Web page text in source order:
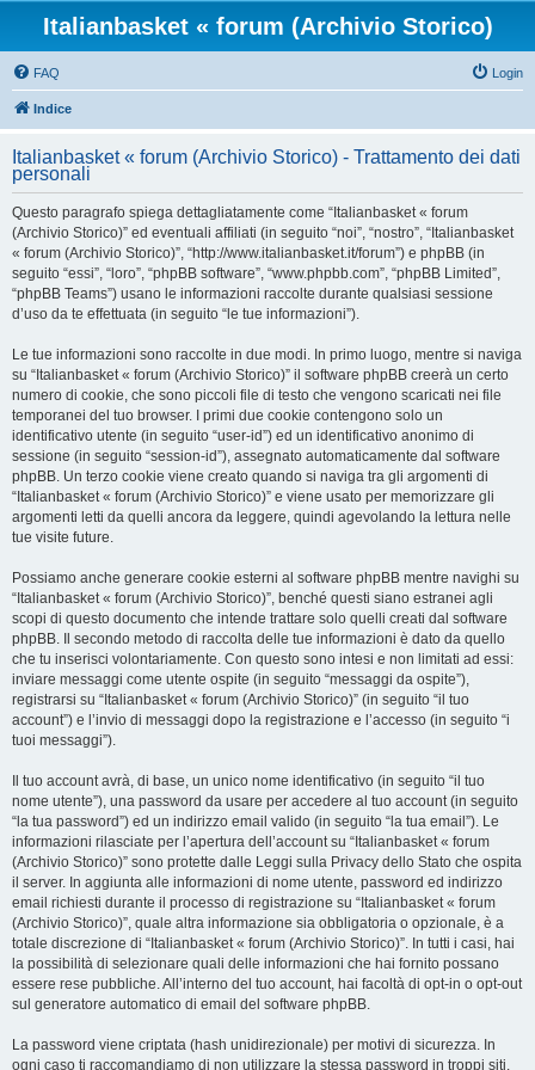
Italianbasket « forum (Archivio Storico)
FAQ Login
Indice
Italianbasket « forum (Archivio Storico) - Trattamento dei dati
personali
Questo paragrafo spiega dettagliatamente come “Italianbasket « forum
(Archivio Storico)” ed eventuali affiliati (in seguito “noi”, “nostro”, “Italianbasket
« forum (Archivio Storico)”, “http://www.italianbasket.it/forum”) e phpBB (in
seguito “essi”, “loro”, “phpBB software”, “www.phpbb.com”, “phpBB Limited”,
“phpBB Teams”) usano le informazioni raccolte durante qualsiasi sessione
d’uso da te effettuata (in seguito “le tue informazioni”).
Le tue informazioni sono raccolte in due modi. In primo luogo, mentre si naviga
su “Italianbasket « forum (Archivio Storico)” il software phpBB creerà un certo
numero di cookie, che sono piccoli file di testo che vengono scaricati nei file
temporanei del tuo browser. I primi due cookie contengono solo un
identificativo utente (in seguito “user-id”) ed un identificativo anonimo di
sessione (in seguito “session-id”), assegnato automaticamente dal software
phpBB. Un terzo cookie viene creato quando si naviga tra gli argomenti di
“Italianbasket « forum (Archivio Storico)” e viene usato per memorizzare gli
argomenti letti da quelli ancora da leggere, quindi agevolando la lettura nelle
tue visite future.
Possiamo anche generare cookie esterni al software phpBB mentre navighi su
“Italianbasket « forum (Archivio Storico)”, benché questi siano estranei agli
scopi di questo documento che intende trattare solo quelli creati dal software
phpBB. Il secondo metodo di raccolta delle tue informazioni è dato da quello
che tu inserisci volontariamente. Con questo sono intesi e non limitati ad essi:
inviare messaggi come utente ospite (in seguito “messaggi da ospite”),
registrarsi su “Italianbasket « forum (Archivio Storico)” (in seguito “il tuo
account”) e l’invio di messaggi dopo la registrazione e l’accesso (in seguito “i
tuoi messaggi”).
Il tuo account avrà, di base, un unico nome identificativo (in seguito “il tuo
nome utente”), una password da usare per accedere al tuo account (in seguito
“la tua password”) ed un indirizzo email valido (in seguito “la tua email”). Le
informazioni rilasciate per l’apertura dell’account su “Italianbasket « forum
(Archivio Storico)” sono protette dalle Leggi sulla Privacy dello Stato che ospita
il server. In aggiunta alle informazioni di nome utente, password ed indirizzo
email richiesti durante il processo di registrazione su “Italianbasket « forum
(Archivio Storico)”, quale altra informazione sia obbligatoria o opzionale, è a
totale discrezione di “Italianbasket « forum (Archivio Storico)”. In tutti i casi, hai
la possibilità di selezionare quali delle informazioni che hai fornito possano
essere rese pubbliche. All’interno del tuo account, hai facoltà di opt-in o opt-out
sul generatore automatico di email del software phpBB.
La password viene criptata (hash unidirezionale) per motivi di sicurezza. In
ogni caso ti raccomandiamo di non utilizzare la stessa password in troppi siti.